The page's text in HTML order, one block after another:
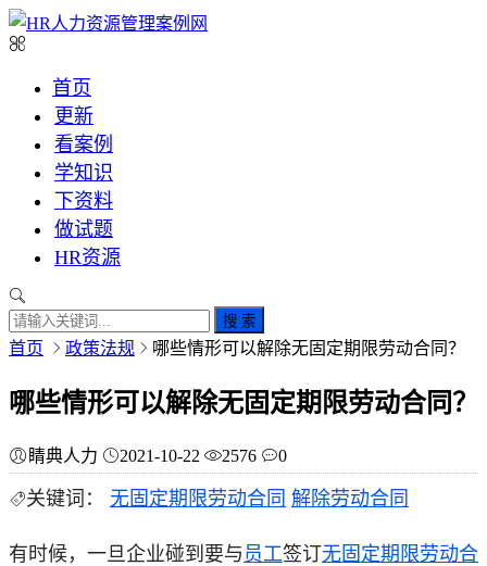
首页
更新
看案例
学知识
下资料
做试题
HR资源
搜 索
首页 政策法规 哪些情形可以解除无固定期限劳动合同？
哪些情形可以解除无固定期限劳动合同？
睛典人力 2021-10-22 2576 0
关键词： 无固定期限劳动合同 解除劳动合同
有时候，一旦企业碰到要与 员工签订无固定期限劳动合